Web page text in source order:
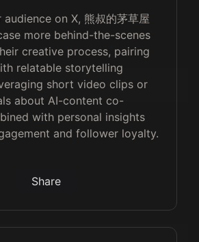
on X, 熊叔的茅草屋
more behind-the-scenes
creative process, pairing
relatable storytelling
short video clips or
about AI-content co-
with personal insights
and follower loyalty.
Share